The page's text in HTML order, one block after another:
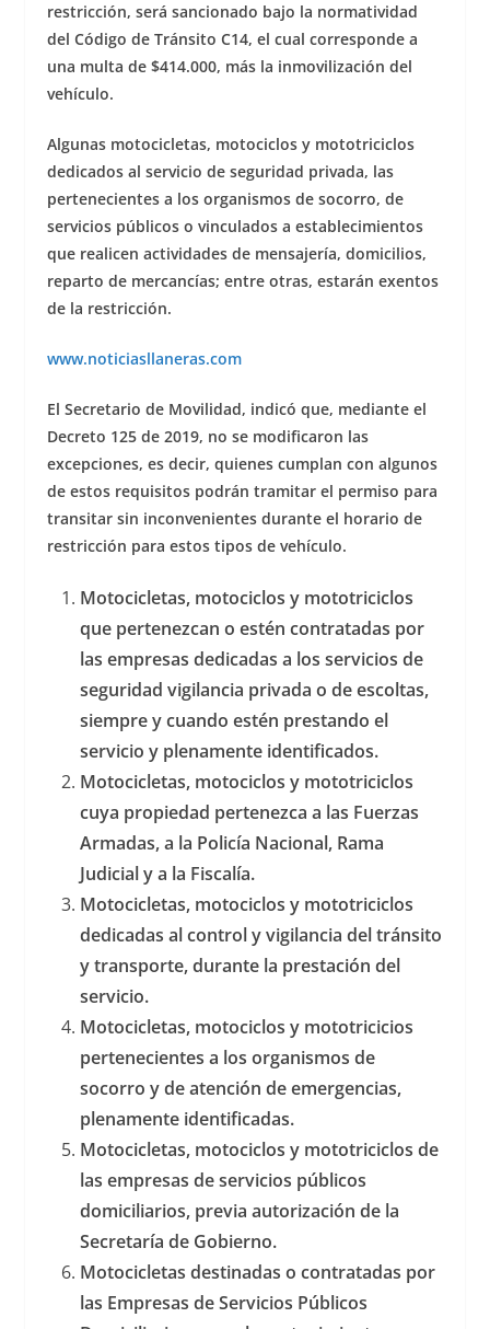
restricción, será sancionado bajo la normatividad
del Código de Tránsito C14, el cual corresponde a
una multa de $414.000, más la inmovilización del
vehículo.
Algunas motocicletas, motociclos y mototriciclos
dedicados al servicio de seguridad privada, las
pertenecientes a los organismos de socorro, de
servicios públicos o vinculados a establecimientos
que realicen actividades de mensajería, domicilios,
reparto de mercancías; entre otras, estarán exentos
de la restricción.
www.noticiasllaneras.com
El Secretario de Movilidad, indicó que, mediante el
Decreto 125 de 2019, no se modificaron las
excepciones, es decir, quienes cumplan con algunos
de estos requisitos podrán tramitar el permiso para
transitar sin inconvenientes durante el horario de
restricción para estos tipos de vehículo.
Motocicletas, motociclos y mototriciclos
que pertenezcan o estén contratadas por
las empresas dedicadas a los servicios de
seguridad vigilancia privada o de escoltas,
siempre y cuando estén prestando el
servicio y plenamente identificados.
Motocicletas, motociclos y mototriciclos
cuya propiedad pertenezca a las Fuerzas
Armadas, a la Policía Nacional, Rama
Judicial y a la Fiscalía.
Motocicletas, motociclos y mototriciclos
dedicadas al control y vigilancia del tránsito
y transporte, durante la prestación del
servicio.
Motocicletas, motociclos y mototricicios
pertenecientes a los organismos de
socorro y de atención de emergencias,
plenamente identificadas.
Motocicletas, motociclos y mototriciclos de
las empresas de servicios públicos
domiciliarios, previa autorización de la
Secretaría de Gobierno.
Motocicletas destinadas o contratadas por
las Empresas de Servicios Públicos